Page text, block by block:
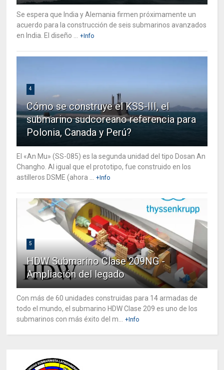
Se espera que India y Alemania firmen próximamente un
acuerdo para la construcción de seis submarinos avanzados
en India. El diseño ...
+Info
4
Cómo se construye el KSS-III, el
submarino sudcoreano referencia para
Polonia, Canada y Perú?
El «An Mu» (SS-085) es la segunda unidad del tipo Dosan An
Changho. Al igual que el prototipo, fue construido en los
astilleros DSME (ahora ...
+Info
5
HDW Submarino Clase 209NG -
Ampliación del legado
Con más de 60 unidades construidas para 14 armadas de
todo el mundo, el submarino HDW Clase 209 es uno de los
submarinos con más éxito del m...
+Info